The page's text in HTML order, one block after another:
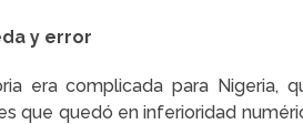
y error
era complicada para Nigeria,
que quedó en inferioridad